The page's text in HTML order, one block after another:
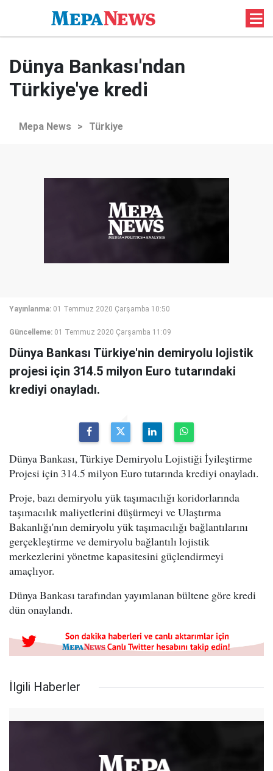
Dünya Bankası'ndan
Türkiye'ye kredi
Mepa News > Türkiye
Yayınlanma: 01 Temmuz 2020 Çarşamba 10:50
Güncelleme: 01 Temmuz 2020 Çarşamba 11:09
Dünya Bankası Türkiye'nin demiryolu lojistik
projesi için 314.5 milyon Euro tutarındaki
krediyi onayladı.
Dünya Bankası, Türkiye Demiryolu Lojistiği İyileştirme
Projesi için 314.5 milyon Euro tutarında krediyi onayladı.
Proje, bazı demiryolu yük taşımacılığı koridorlarında
taşımacılık maliyetlerini düşürmeyi ve Ulaştırma
Bakanlığı'nın demiryolu yük taşımacılığı bağlantılarını
gerçekleştirme ve demiryolu bağlantılı lojistik
merkezlerini yönetme kapasitesini güçlendirmeyi
amaçlıyor.
Dünya Bankası tarafından yayımlanan bültene göre kredi
dün onaylandı.
İlgili Haberler